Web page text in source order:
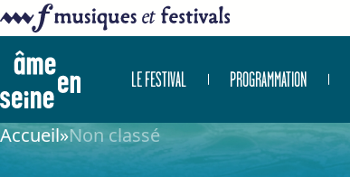
LE FESTIVAL PROGRAMMATION
Accueil»Non classé